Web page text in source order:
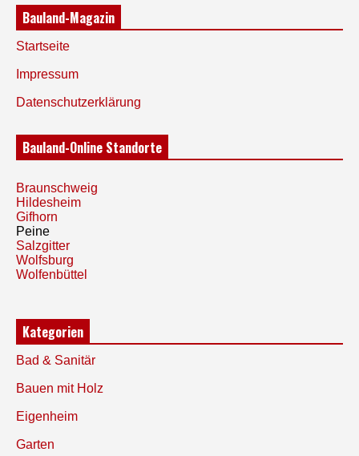
Bauland-Magazin
Startseite
Impressum
Datenschutzerklärung
Bauland-Online Standorte
Braunschweig
Hildesheim
Gifhorn
Peine
Salzgitter
Wolfsburg
Wolfenbüttel
Kategorien
Bad & Sanitär
Bauen mit Holz
Eigenheim
Garten